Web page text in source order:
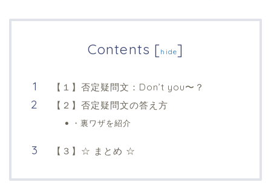
Contents [hide]
【１】否定疑問文：Don’t you〜？
【２】否定疑問文の答え方
・裏ワザを紹介
【３】☆ まとめ ☆